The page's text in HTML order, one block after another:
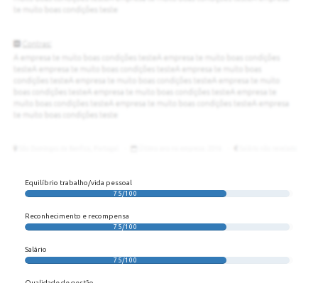
Equilíbrio trabalho/vida pessoal
75/100
Reconhecimento e recompensa
75/100
Salário
75/100